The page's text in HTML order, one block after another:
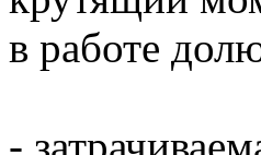
в работе
-